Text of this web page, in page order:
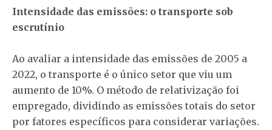
Intensidade das emissões: o transporte sob
escrutínio
Ao avaliar a intensidade das emissões de 2005 a
2022, o transporte é o único setor que viu um
aumento de 10%. O método de relativização foi
empregado, dividindo as emissões totais do setor
por fatores específicos para considerar variações.